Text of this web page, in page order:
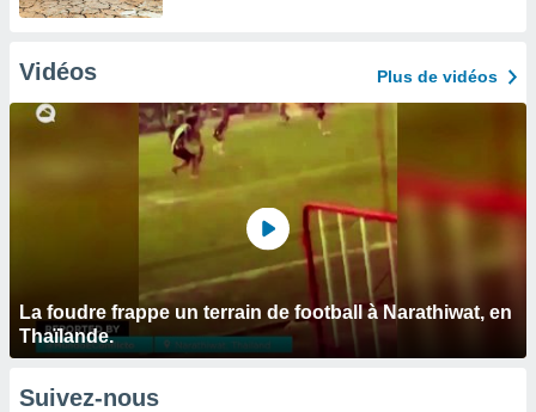
Vidéos Plus de vidéos
La foudre frappe un terrain de football à Narathiwat, en
Thaïlande.
Suivez-nous